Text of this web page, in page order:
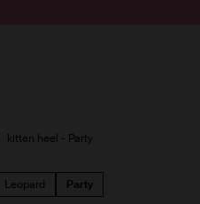
kitten heel - Party
Leopard Party